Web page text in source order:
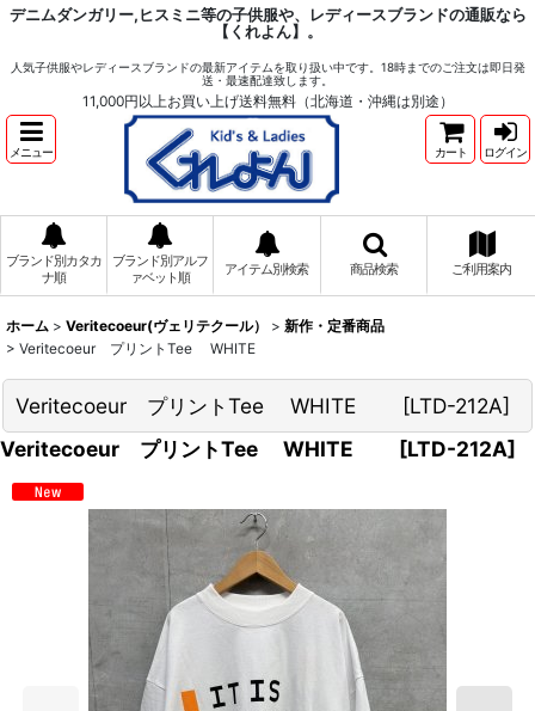
デニムダンガリー,ヒスミニ等の子供服や、レディースブランドの通販なら
【くれよん】。
人気子供服やレディースブランドの最新アイテムを取り扱い中です。18時までのご注文は即日発
送・最速配達致します。
11,000円以上お買い上げ送料無料（北海道・沖縄は別途）
メニュー カート ログイン
ブランド別カタカ
ナ順
ブランド別アルフ
ァベット順
アイテム別検索 商品検索 ご利用案内
ホーム > Veritecoeur(ヴェリテクール） > 新作・定番商品
> Veritecoeur プリントTee WHITE
Veritecoeur プリントTee WHITE [LTD-212A]
Veritecoeur プリントTee WHITE
[LTD-212A]